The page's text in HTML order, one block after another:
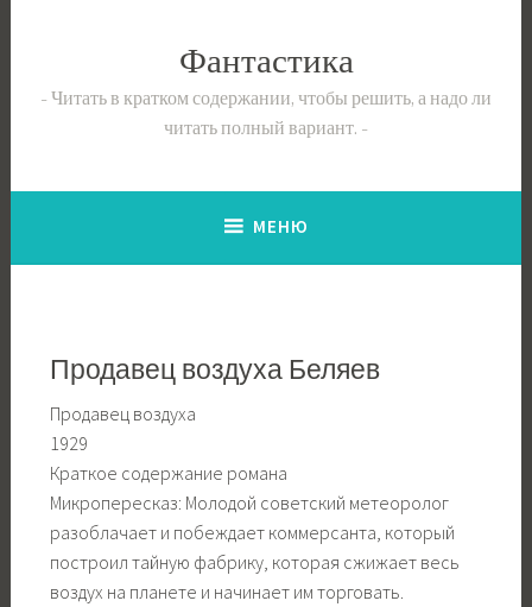
Фантастика
Читать в кратком содержании, чтобы решить, а надо ли
читать полный вариант.
МЕНЮ
Продавец воздуха Беляев
Продавец воздуха
1929
Краткое содержание романа
Микропересказ: Молодой советский метеоролог
разоблачает и побеждает коммерсанта, который
построил тайную фабрику, которая сжижает весь
воздух на планете и начинает им торговать.